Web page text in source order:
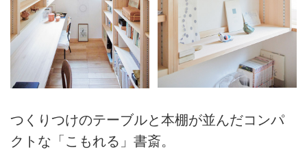
つくりつけのテーブルと本棚が並んだコンパ
クトな「こもれる」書斎。